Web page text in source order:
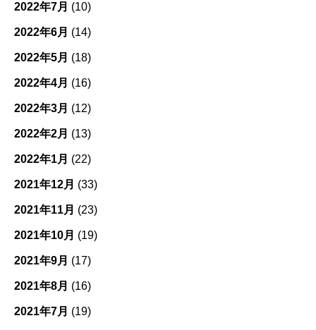
2022年7月 (10)
2022年6月 (14)
2022年5月 (18)
2022年4月 (16)
2022年3月 (12)
2022年2月 (13)
2022年1月 (22)
2021年12月 (33)
2021年11月 (23)
2021年10月 (19)
2021年9月 (17)
2021年8月 (16)
2021年7月 (19)